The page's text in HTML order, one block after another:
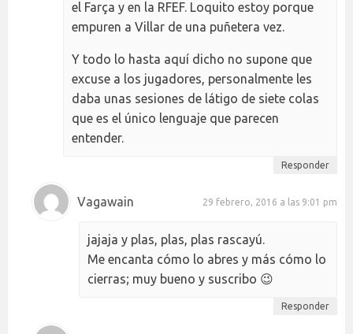
el Farça y en la RFEF. Loquito estoy porque
empuren a Villar de una puñetera vez.
Y todo lo hasta aquí dicho no supone que
excuse a los jugadores, personalmente les
daba unas sesiones de látigo de siete colas
que es el único lenguaje que parecen
entender.
Responder
Vagawain 29 febrero, 2016 a las 9:01 pm
jajaja y plas, plas, plas rascayú.
Me encanta cómo lo abres y más cómo lo
cierras; muy bueno y suscribo 😉
Responder